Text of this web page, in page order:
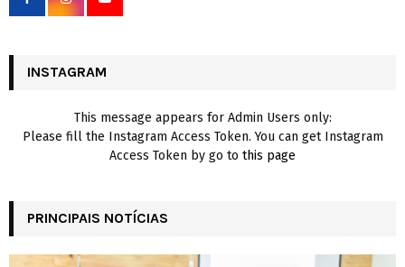
r
INSTAGRAM
This message appears for Admin Users only:
Please fill the Instagram Access Token. You can get Instagram
Access Token by go to this page
PRINCIPAIS NOTÍCIAS